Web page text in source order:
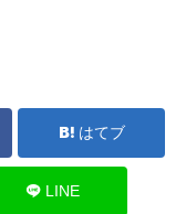
はてブ
LINE